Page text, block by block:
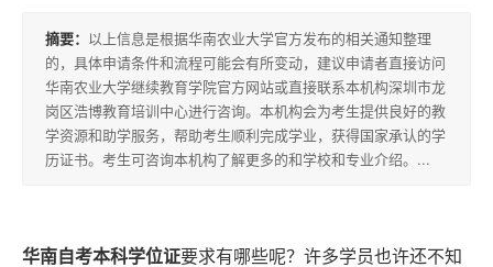
摘要： 以上信息是根据华南农业大学官方发布的相关通知整理
的，具体申请条件和流程可能会有所变动，建议申请者直接访问
华南农业大学继续教育学院官方网站或直接联系本机构深圳市龙
岗区浩博教育培训中心进行咨询。本机构会为考生提供良好的教
学资源和助学服务，帮助考生顺利完成学业，获得国家承认的学
历证书。考生可咨询本机构了解更多的和学校和专业介绍。...
华南自考本科学位证要求有哪些呢？许多学员也许还不知